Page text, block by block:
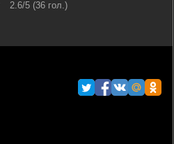
2.6/5 (36 гол.)